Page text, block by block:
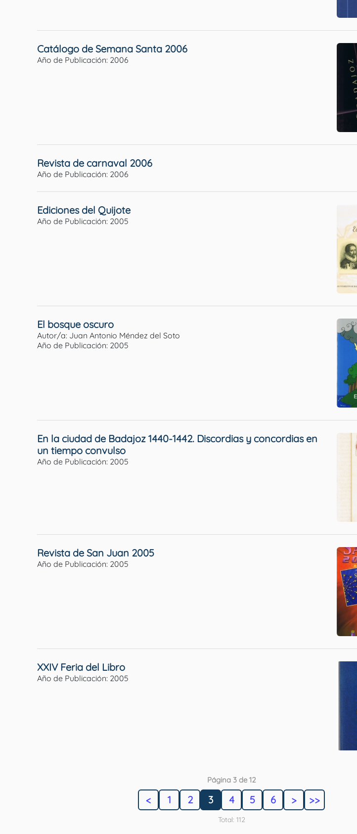
Catálogo de Semana Santa 2006
Año de Publicación: 2006
Revista de carnaval 2006
Año de Publicación: 2006
Ediciones del Quijote
Año de Publicación: 2005
El bosque oscuro
Autor/a: Juan Antonio Méndez del Soto
Año de Publicación: 2005
En la ciudad de Badajoz 1440-1442. Discordias y concordias en
un tiempo convulso
Año de Publicación: 2005
Revista de San Juan 2005
Año de Publicación: 2005
XXIV Feria del Libro
Año de Publicación: 2005
Página 3 de 12
< 1 2 3 4 5 6 > >>
Total: 112